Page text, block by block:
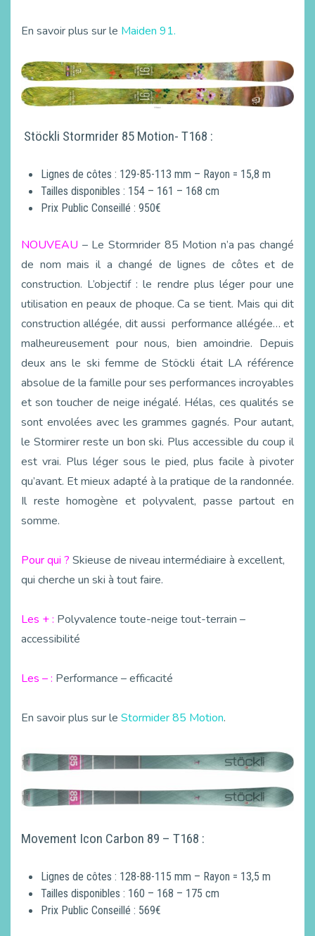
En savoir plus sur le Maiden 91.
Stöckli Stormrider 85 Motion- T168 :
Lignes de côtes : 129-85-113 mm – Rayon = 15,8 m
Tailles disponibles : 154 – 161 – 168 cm
Prix Public Conseillé : 950€
NOUVEAU – Le Stormrider 85 Motion n’a pas changé
de nom mais il a changé de lignes de côtes et de
construction. L’objectif : le rendre plus léger pour une
utilisation en peaux de phoque. Ca se tient. Mais qui dit
construction allégée, dit aussi performance allégée… et
malheureusement pour nous, bien amoindrie. Depuis
deux ans le ski femme de Stöckli était LA référence
absolue de la famille pour ses performances incroyables
et son toucher de neige inégalé. Hélas, ces qualités se
sont envolées avec les grammes gagnés. Pour autant,
le Stormirer reste un bon ski. Plus accessible du coup il
est vrai. Plus léger sous le pied, plus facile à pivoter
qu’avant. Et mieux adapté à la pratique de la randonnée.
Il reste homogène et polyvalent, passe partout en
somme.
Pour qui ? Skieuse de niveau intermédiaire à excellent,
qui cherche un ski à tout faire.
Les + : Polyvalence toute-neige tout-terrain –
accessibilité
Les – : Performance – efficacité
En savoir plus sur le Stormider 85 Motion.
Movement Icon Carbon 89 – T168 :
Lignes de côtes : 128-88-115 mm – Rayon = 13,5 m
Tailles disponibles : 160 – 168 – 175 cm
Prix Public Conseillé : 569€